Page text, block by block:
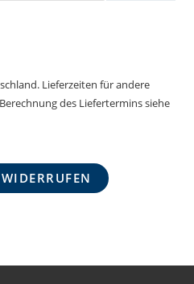
Lieferzeiten für andere
des Liefertermins siehe